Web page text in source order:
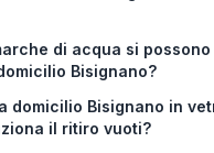
di acqua si
Bisignano?
domicilio Bisignano in
il ritiro vuoti?